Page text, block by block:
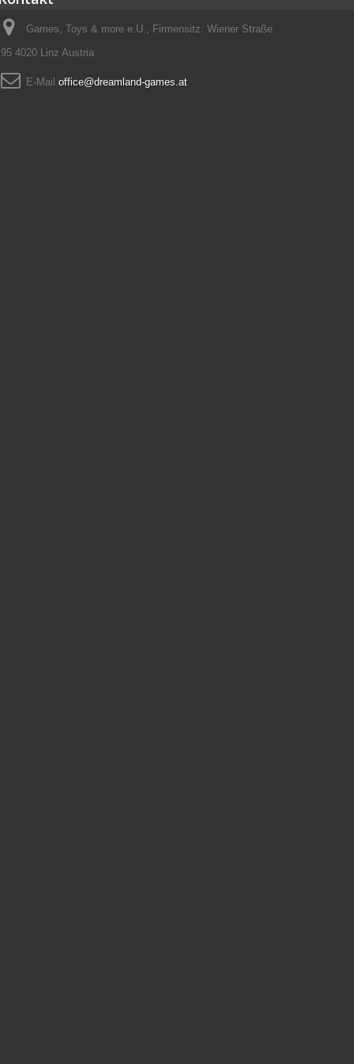
Games, Toys & more e.U., Firmensitz: Wiener Straße
95 4020 Linz Austria
E-Mail office@dreamland-games.at